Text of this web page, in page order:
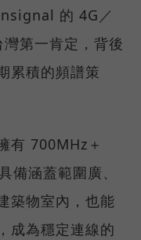
的 4G／
第一肯定，背後
累積的頻譜策
有 700MHz＋
備涵蓋範圍廣、
築物室內，也能
成為穩定連線的